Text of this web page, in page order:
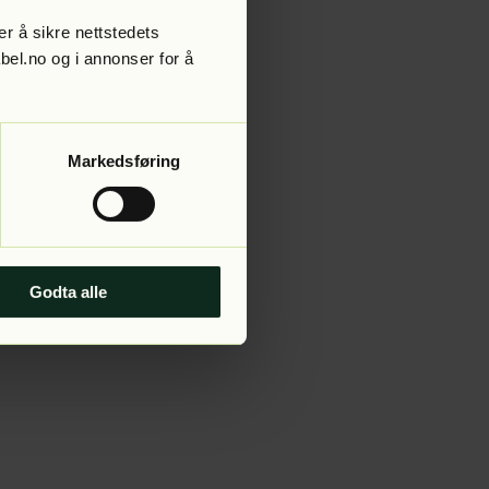
å sikre nettstedets
og i annonser for å
Markedsføring
Godta alle